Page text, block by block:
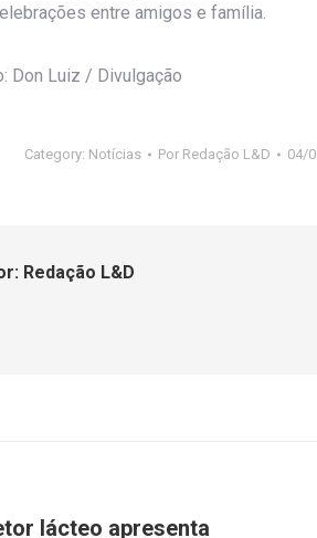
entre amigos e família.
Don Luiz / Divulgação
Category: Notícias Por Redação L&D 04/
Redação L&D
lácteo apresenta